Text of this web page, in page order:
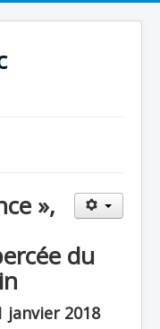
»,
du
janvier 2018